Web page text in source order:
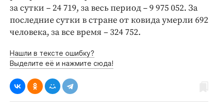
за сутки – 24 719, за весь период – 9 975 052. За
последние сутки в стране от ковида умерли 692
человека, за все время – 324 752.
Нашли в тексте ошибку?
Выделите её и нажмите сюда!